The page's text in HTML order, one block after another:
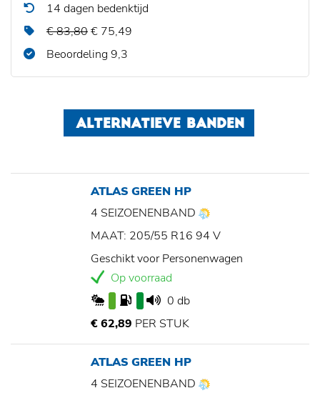
14 dagen bedenktijd
€ 83,80€ 75,49
Beoordeling 9,3
ALTERNATIEVE BANDEN
ATLAS GREEN HP
4 SEIZOENENBAND
MAAT: 205/55 R16 94 V
Geschikt voor Personenwagen
Op voorraad
0 db
€ 62,89 PER STUK
ATLAS GREEN HP
4 SEIZOENENBAND